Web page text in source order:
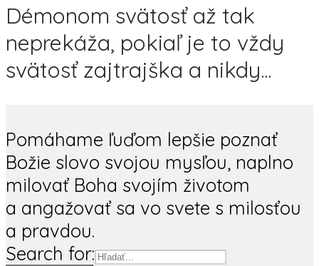
Démonom svätosť až tak
neprekáža, pokiaľ je to vždy
svätosť zajtrajška a nikdy...
Pomáhame ľuďom lepšie poznať
Božie slovo svojou mysľou, naplno
milovať Boha svojím životom
a angažovať sa vo svete s milosťou
a pravdou.
Search for: